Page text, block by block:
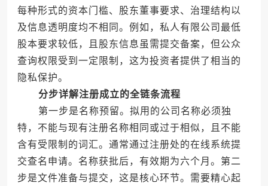
每种形式的资本门槛、股东董事要求、治理结构以
及信息透明度均不相同。例如，私人有限公司最低
股本要求较低，且股东信息虽需提交备案，但公众
查询权限受到一定限制，这为投资者提供了相当的
隐私保护。
分步详解注册成立的全链条流程
第一步是名称预留。拟用的公司名称必须独
特，不能与现有注册名称相同或过于相似，且不能
含有受限制的词汇。通常通过注册处的在线系统提
交查名申请。名称获批后，有效期为六个月。第二
步是文件准备与提交，这是核心环节。需要精心起